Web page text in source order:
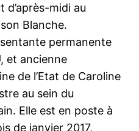
d’après-midi au
Blanche.
permanente
et ancienne
de l’Etat de Caroline
au sein du
Elle est en poste à
de janvier 2017,